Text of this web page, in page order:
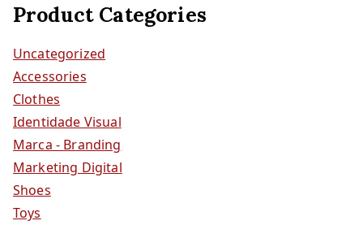
Product Categories
Uncategorized
Accessories
Clothes
Identidade Visual
Marca - Branding
Marketing Digital
Shoes
Toys